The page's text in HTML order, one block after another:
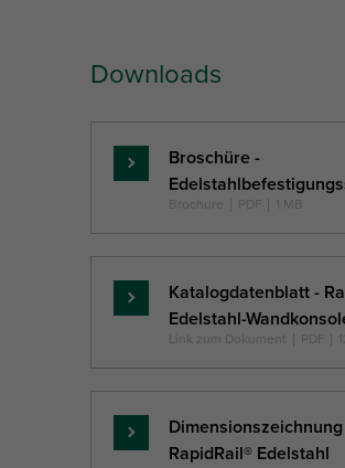
Downloads
Mehr
Broschüre -
Brochure PDF 1 MB
Mehr
Katalogdatenblatt -
Edelstahl-
Link zum Dokument PDF
MehrRapidRail® Edelstahl